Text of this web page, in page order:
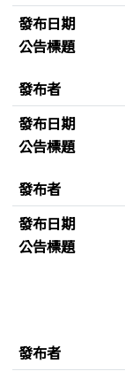
發布日期
公告標題
發布者
發布日期
公告標題
發布者
發布日期
公告標題
發布者